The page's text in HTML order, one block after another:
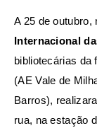
A 25 de outubro,
Internacional
bibliotecárias da
(AE Vale de
Barros),
rua, na estação